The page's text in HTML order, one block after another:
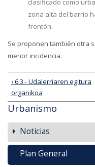
clasificado como
zona alta del barrio
frontón.
Se proponen también otra
menor incidencia.
‹ 6.3.- Udalerriaren egitura
organikoa
Urbanismo
Noticias
Plan General